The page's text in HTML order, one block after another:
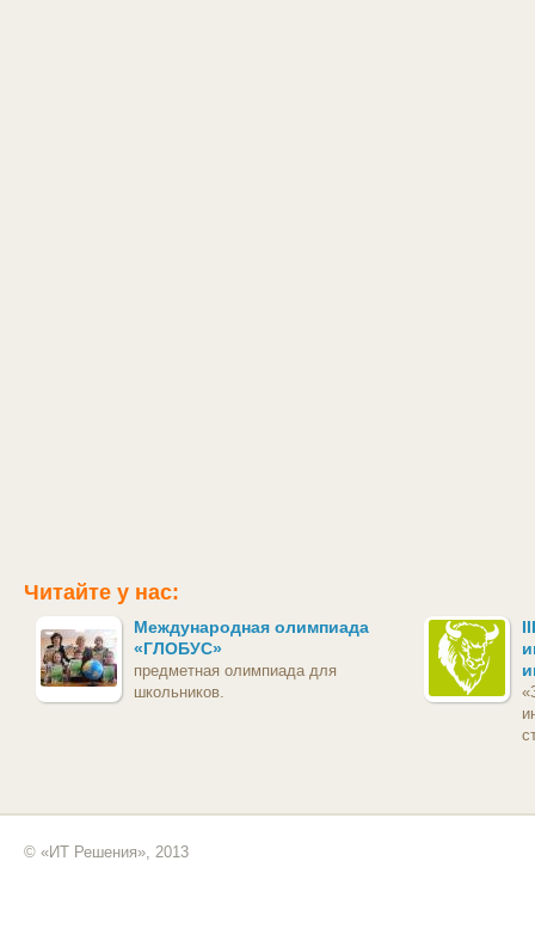
Читайте у нас:
Международная олимпиада
«ГЛОБУС»
предметная олимпиада для
школьников.
© «ИТ Решения», 2013